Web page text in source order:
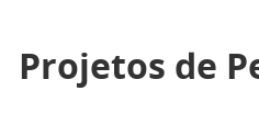
Projetos de